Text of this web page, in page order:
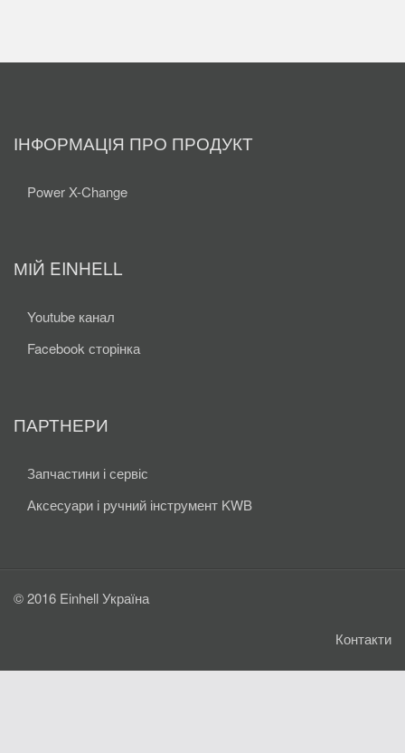
ІНФОРМАЦІЯ ПРО ПРОДУКТ
Power X-Change
МІЙ EINHELL
Youtube канал
Facebook сторінка
ПАРТНЕРИ
Запчастини і сервіс
Аксесуари і ручний інструмент KWB
© 2016 Einhell Україна
Контакти